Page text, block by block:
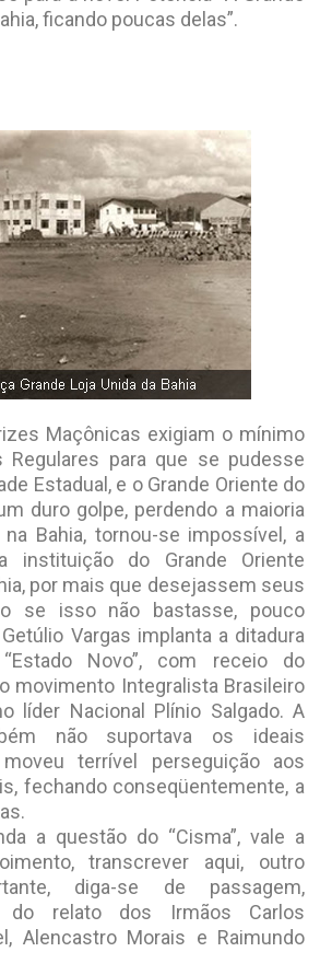
ficando poucas delas”.
Maçônicas exigiam o mínimo
Regulares para que se pudesse
Estadual, e o Grande Oriente do
duro golpe, perdendo a maioria
Bahia, tornou-se impossível, a
instituição do Grande Oriente
por mais que desejassem seus
se isso não bastasse, pouco
Vargas implanta a ditadura
Novo”, com receio do
movimento Integralista Brasileiro
líder Nacional Plínio Salgado. A
não suportava os ideais
terrível perseguição aos
fechando conseqüentemente, a
a questão do “Cisma”, vale a
transcrever aqui, outro
diga-se de passagem,
do relato dos Irmãos Carlos
Alencastro Morais e Raimundo